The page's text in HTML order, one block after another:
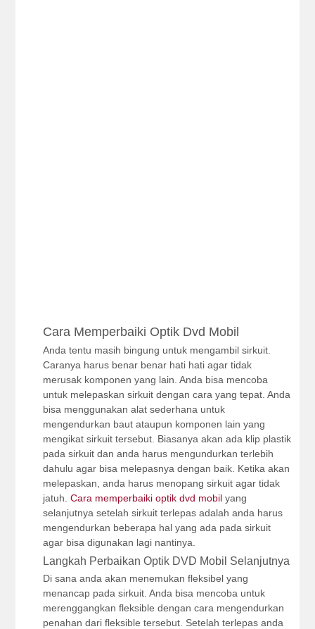
Cara Memperbaiki Optik Dvd Mobil
Anda tentu masih bingung untuk mengambil sirkuit.
Caranya harus benar benar hati hati agar tidak
merusak komponen yang lain. Anda bisa mencoba
untuk melepaskan sirkuit dengan cara yang tepat. Anda
bisa menggunakan alat sederhana untuk
mengendurkan baut ataupun komponen lain yang
mengikat sirkuit tersebut. Biasanya akan ada klip plastik
pada sirkuit dan anda harus mengundurkan terlebih
dahulu agar bisa melepasnya dengan baik. Ketika akan
melepaskan, anda harus menopang sirkuit agar tidak
jatuh. Cara memperbaiki optik dvd mobilyang
selanjutnya setelah sirkuit terlepas adalah anda harus
mengendurkan beberapa hal yang ada pada sirkuit
agar bisa digunakan lagi nantinya.
Langkah Perbaikan Optik DVD Mobil Selanjutnya
Di sana anda akan menemukan fleksibel yang
menancap pada sirkuit. Anda bisa mencoba untuk
merenggangkan fleksible dengan cara mengendurkan
penahan dari fleksible tersebut. Setelah terlepas anda